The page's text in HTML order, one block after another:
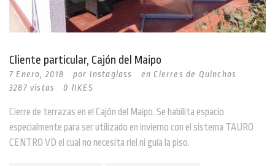
Cliente particular, Cajón del Maipo
7 Enero, 2018 por Instaglass en Cierres de Quinchos
3287 vistas
0 lIKES
Cierre de terrazas en el Cajón del Maipo. Se habilita espacio
especialmente para ser utilizado en invierno con el sistema TAURO
CENTRO VD el cual no necesita riel ni guía la piso.